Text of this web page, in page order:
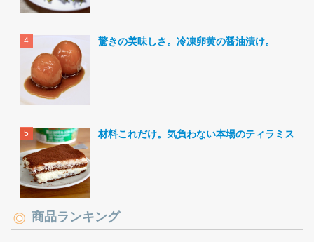
驚きの美味しさ。冷凍卵黄の醤油漬け。
材料これだけ。気負わない本場のティラミス。
商品ランキング